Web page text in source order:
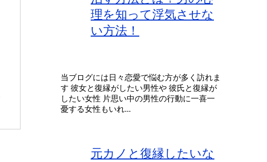
理を知って浮気させな
い方法！
当ブログには日々恋愛で悩む方が多く訪れま
す 彼女と復縁がしたい男性や 彼氏と復縁が
したい女性 片思い中の男性の行動に一喜一
憂する女性もいれ...
元カノと復縁したいな